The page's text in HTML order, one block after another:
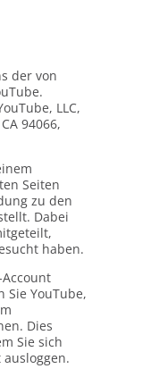
der von
LLC,
94066,
Seiten
zu den
Dabei
haben.
Sie YouTube,
Dies
Sie sich